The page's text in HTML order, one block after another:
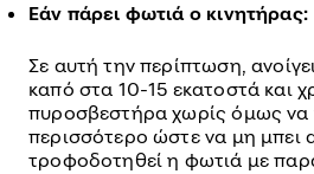
Εάν πάρει φωτιά ο κινητήρας:
Σε αυτή την περίπτωση,
καπό στα 10-15 εκατοστά και
πυροσβεστήρα χωρίς όμως να
περισσότερο ώστε να μη μπει
τροφοδοτηθεί η φωτιά με